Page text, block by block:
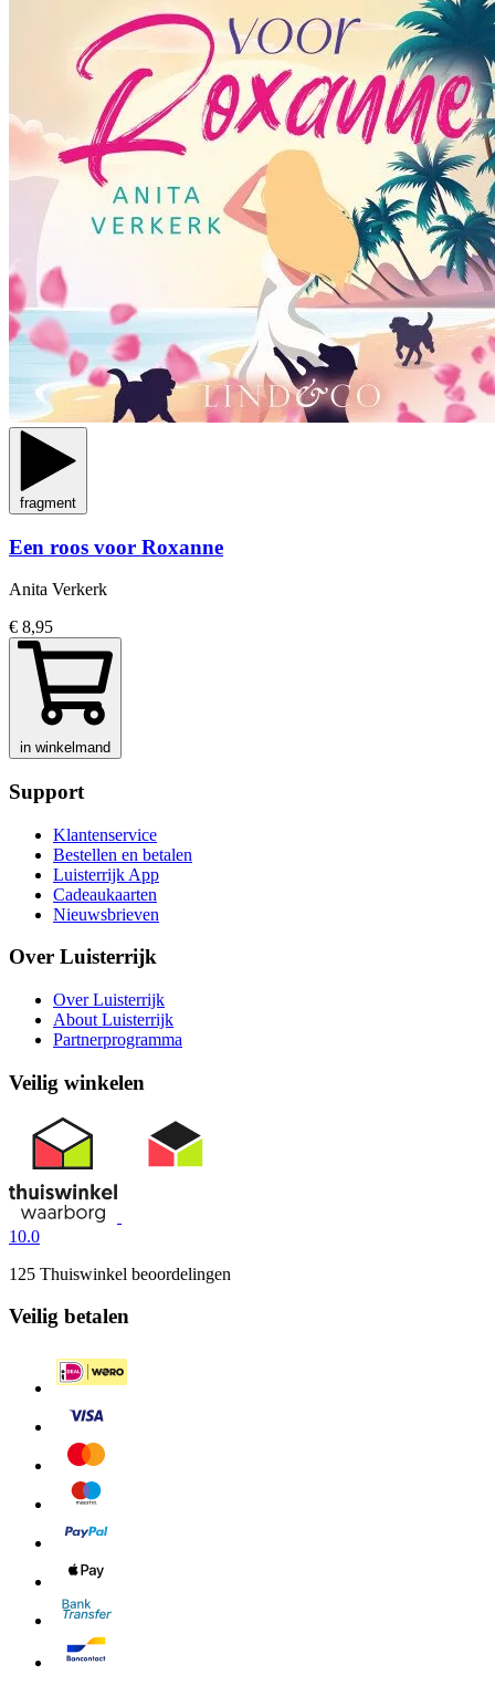
fragment
Een roos voor Roxanne
Anita Verkerk
€ 8,95
in winkelmand
Support
Klantenservice
Bestellen en betalen
Luisterrijk App
Cadeaukaarten
Nieuwsbrieven
Over Luisterrijk
Over Luisterrijk
About Luisterrijk
Partnerprogramma
Veilig winkelen
10.0
125 Thuiswinkel beoordelingen
Veilig betalen